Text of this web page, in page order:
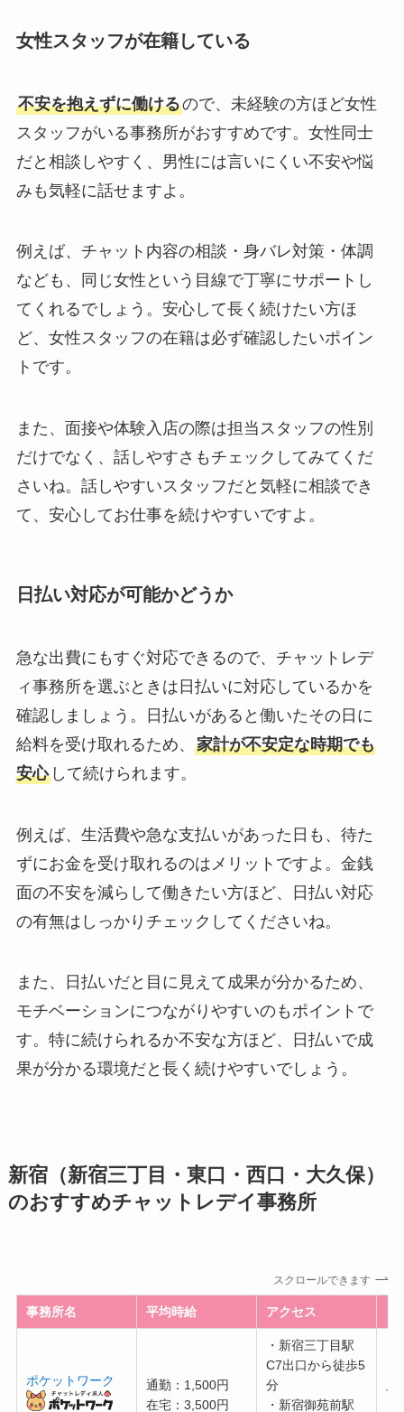
女性スタッフが在籍している
不安を抱えずに働けるので、未経験の方ほど女性
スタッフがいる事務所がおすすめです。女性同士
だと相談しやすく、男性には言いにくい不安や悩
みも気軽に話せますよ。
例えば、チャット内容の相談・身バレ対策・体調
なども、同じ女性という目線で丁寧にサポートし
てくれるでしょう。安心して長く続けたい方ほ
ど、女性スタッフの在籍は必ず確認したいポイン
トです。
また、面接や体験入店の際は担当スタッフの性別
だけでなく、話しやすさもチェックしてみてくだ
さいね。話しやすいスタッフだと気軽に相談でき
て、安心してお仕事を続けやすいですよ。
日払い対応が可能かどうか
急な出費にもすぐ対応できるので、チャットレデ
ィ事務所を選ぶときは日払いに対応しているかを
確認しましょう。日払いがあると働いたその日に
給料を受け取れるため、 家計が不安定な時期でも
安心して続けられます。
例えば、生活費や急な支払いがあった日も、待た
ずにお金を受け取れるのはメリットですよ。金銭
面の不安を減らして働きたい方ほど、日払い対応
の有無はしっかりチェックしてくださいね。
また、日払いだと目に見えて成果が分かるため、
モチベーションにつながりやすいのもポイントで
す。特に続けられるか不安な方ほど、日払いで成
果が分かる環境だと長く続けやすいでしょう。
新宿（新宿三丁目・東口・西口・大久保）
のおすすめチャットレデイ事務所
スクロールできます
事務所名 平均時給 アクセス
ポケットワーク
通勤：1,500円
在宅：3,500円
・新宿三丁目駅
C7出口から徒歩5
分
・新宿御苑前駅
可